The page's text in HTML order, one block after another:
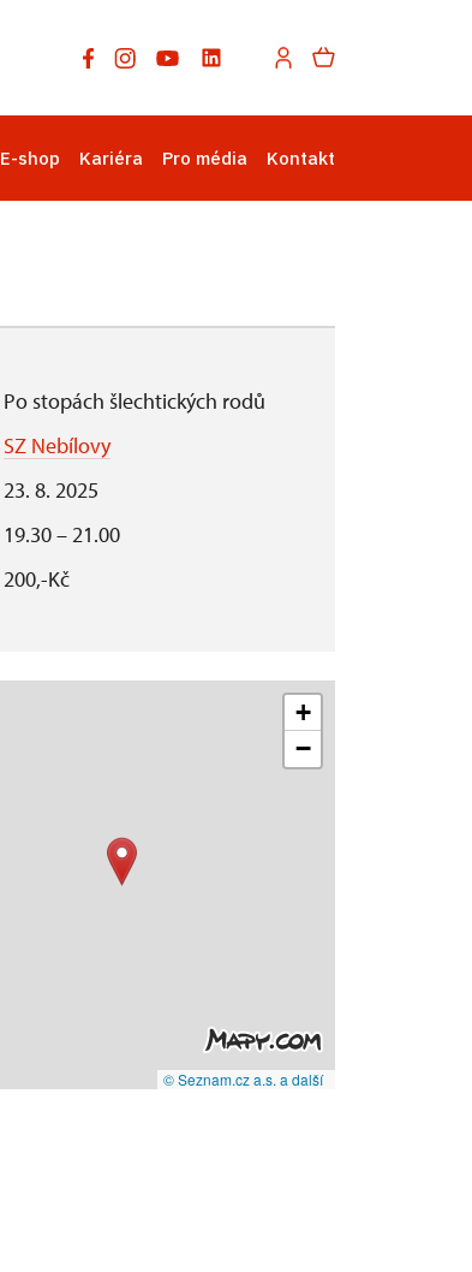
E-shop Kariéra Pro média Kontakt
Po stopách šlechtických rodů
SZ Nebílovy
23. 8. 2025
19.30 – 21.00
200,-Kč
+
−
© Seznam.cz a.s. a další